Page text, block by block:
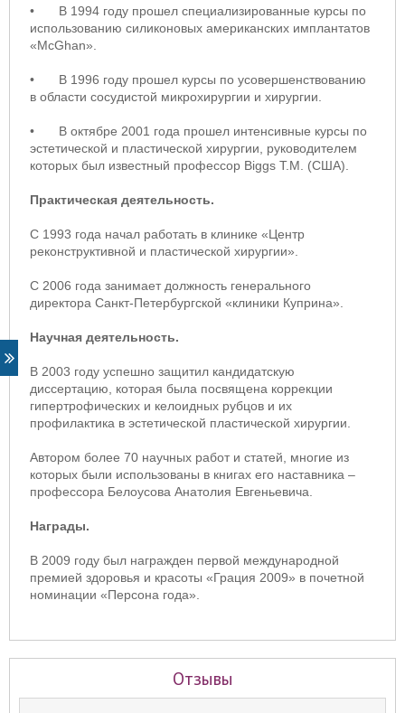
•
В 1994 году прошел специализированные курсы по
использованию силиконовых американских имплантатов
«McGhan».
•
В 1996 году прошел курсы по усовершенствованию
в области сосудистой микрохирургии и хирургии.
•
В октябре 2001 года прошел интенсивные курсы по
эстетической и пластической хирургии, руководителем
которых был известный профессор Biggs T.M. (США).
Практическая деятельность.
С 1993 года начал работать в клинике «Центр
реконструктивной и пластической хирургии».
С 2006 года занимает должность генерального
директора Санкт-Петербургской «клиники Куприна».
Научная деятельность.
В 2003 году успешно защитил кандидатскую
диссертацию, которая была посвящена коррекции
гипертрофических и келоидных рубцов и их
профилактика в эстетической пластической хирургии.
Автором более 70 научных работ и статей, многие из
которых были использованы в книгах его наставника –
профессора Белоусова Анатолия Евгеньевича.
Награды.
В 2009 году был награжден первой международной
премией здоровья и красоты «Грация 2009» в почетной
номинации «Персона года».
Отзывы